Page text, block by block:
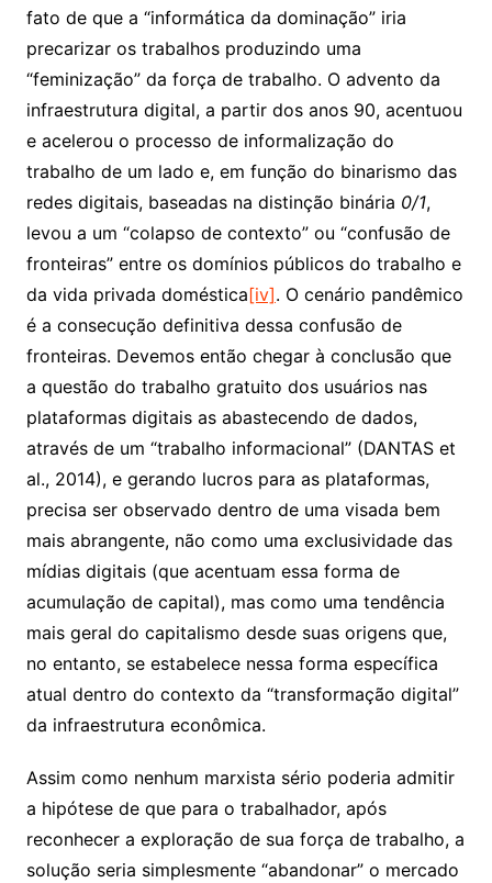
fato de que a “informática da dominação” iria
precarizar os trabalhos produzindo uma
“feminização” da força de trabalho. O advento da
infraestrutura digital, a partir dos anos 90, acentuou
e acelerou o processo de informalização do
trabalho de um lado e, em função do binarismo das
redes digitais, baseadas na distinção binária 0/1,
levou a um “colapso de contexto” ou “confusão de
fronteiras” entre os domínios públicos do trabalho e
da vida privada doméstica[iv]. O cenário pandêmico
é a consecução definitiva dessa confusão de
fronteiras. Devemos então chegar à conclusão que
a questão do trabalho gratuito dos usuários nas
plataformas digitais as abastecendo de dados,
através de um “trabalho informacional” (DANTAS et
al., 2014), e gerando lucros para as plataformas,
precisa ser observado dentro de uma visada bem
mais abrangente, não como uma exclusividade das
mídias digitais (que acentuam essa forma de
acumulação de capital), mas como uma tendência
mais geral do capitalismo desde suas origens que,
no entanto, se estabelece nessa forma específica
atual dentro do contexto da “transformação digital”
da infraestrutura econômica.
Assim como nenhum marxista sério poderia admitir
a hipótese de que para o trabalhador, após
reconhecer a exploração de sua força de trabalho, a
solução seria simplesmente “abandonar” o mercado